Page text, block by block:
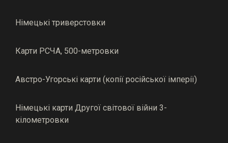
Німецькі триверстовки
Карти РСЧА, 500-метровки
Австро-Угорські карти (копії російської імперії)
Німецькі карти Другої світової війни 3-
кілометровки